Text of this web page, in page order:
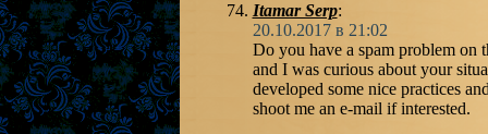
Itamar Serp:
20.10.2017 в 21:02
Do you have a spam problem on
and I was curious about your
developed some nice practices
shoot me an e-mail if interested.